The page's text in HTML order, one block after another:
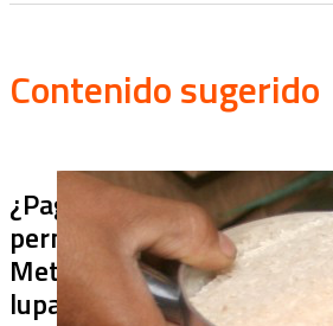
Contenido sugerido
¿Pagaron menos de lo
permitido por el arroz en el
Meta? La SIC puso bajo la
lupa a siete compradores